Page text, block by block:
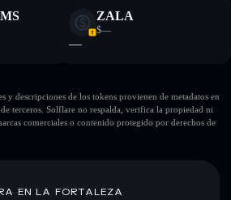
ZALA
$—
—
y descripciones de los tokens provienen de metadatos en
terceros. Solflare no respalda, verifica la propiedad ni
comerciales o contenido protegido por derechos de
EN LA FORTALEZA